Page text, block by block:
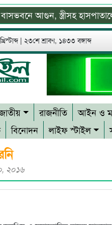
আগুন, স্ত্রীসহ হাসপাতালে ভর্তি
কিংশোর গ্যাং নির্মূলে
| ২৩শে শ্রাবণ, ১৪৩৩ বঙ্গাব্দ
রাজনীতি আইন ও
বিনোদন লাইফ স্টাইল
২০১৬